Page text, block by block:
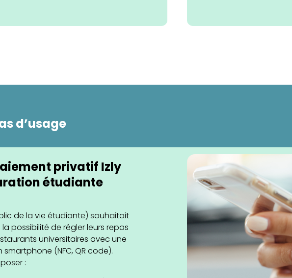
d’usage
privatif Izly
étudiante
de la vie étudiante) souhaitait
possibilité de régler leurs repas
universitaires avec une
(NFC, QR code).
: